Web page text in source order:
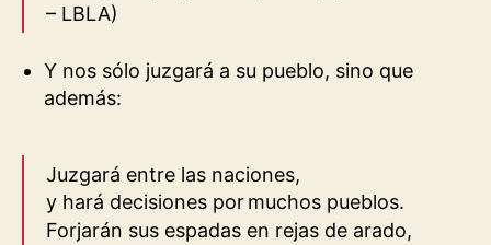
– LBLA)
Y nos sólo juzgará a su pueblo, sino que
además:
Juzgará entre las naciones,
y hará decisiones pormuchos pueblos.
Forjarán sus espadas en rejas de arado,